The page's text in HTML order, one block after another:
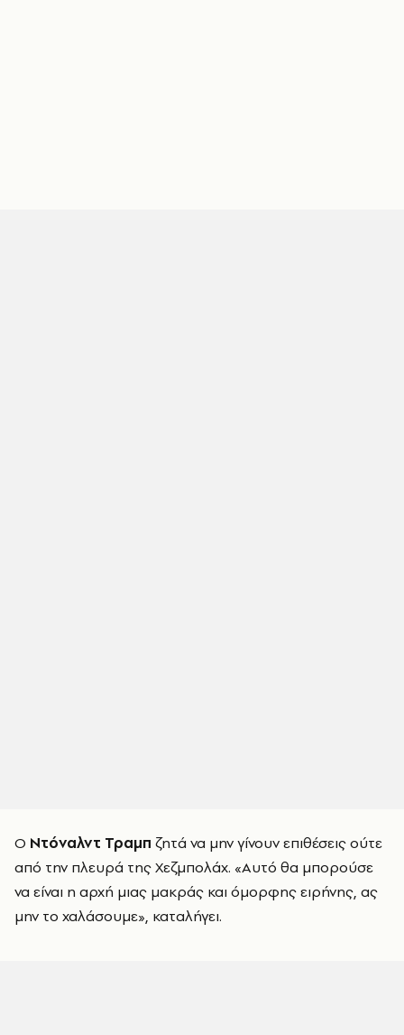
Ο Ντόναλντ Τραμπ ζητά να μην γίνουν επιθέσεις ούτε
από την πλευρά της Χεζμπολάχ. «Αυτό θα μπορούσε
να είναι η αρχή μιας μακράς και όμορφης ειρήνης, ας
μην το χαλάσουμε», καταλήγει.